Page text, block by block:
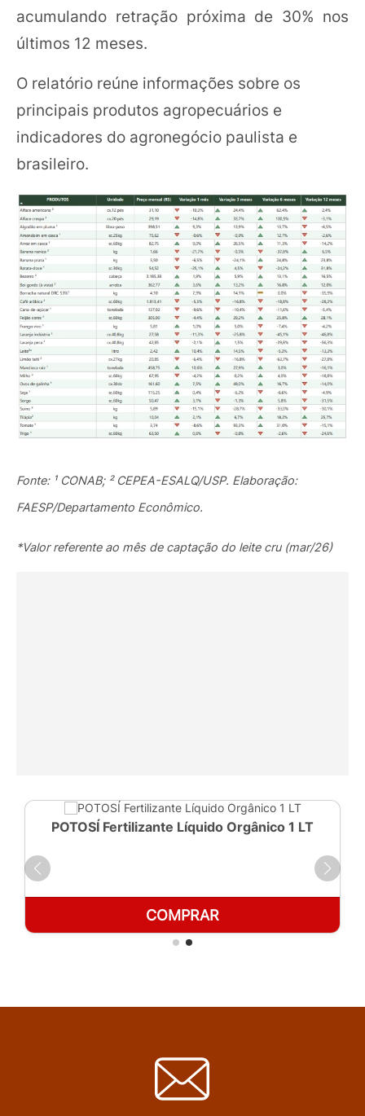
acumulando retração próxima de 30% nos
últimos 12 meses.
O relatório reúne informações sobre os
principais produtos agropecuários e
indicadores do agronegócio paulista e
brasileiro.
Fonte: ¹ CONAB; ² CEPEA-ESALQ/USP. Elaboração:
FAESP/Departamento Econômico.
*Valor referente ao mês de captação do leite cru (mar/26)
POTOSÍ Fertilizante Líquido Orgânico 1 LT
COMPRAR